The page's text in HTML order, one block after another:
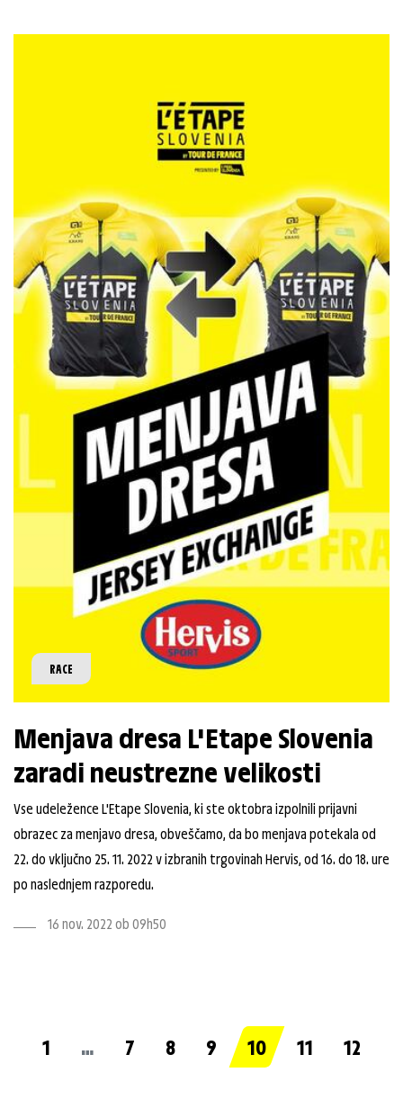
RACE
Menjava dresa L'Etape Slovenia
zaradi neustrezne velikosti
Vse udeležence L'Etape Slovenia, ki ste oktobra izpolnili prijavni
obrazec za menjavo dresa, obveščamo, da bo menjava potekala od
22. do vključno 25. 11. 2022 v izbranih trgovinah Hervis, od 16. do 18. ure
po naslednjem razporedu.
16 nov. 2022 ob 09h50
1 … 7 8 9 10 11 12